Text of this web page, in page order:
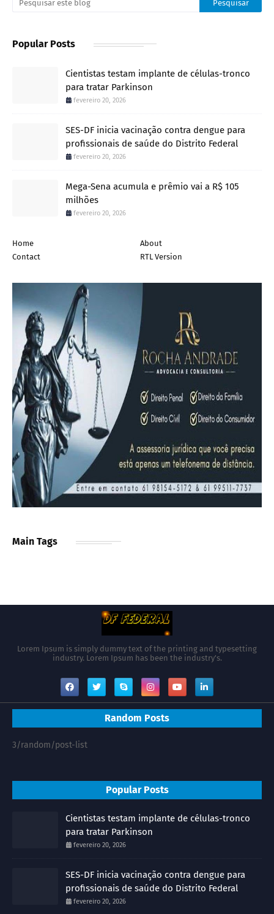
Popular Posts
Cientistas testam implante de células-tronco
para tratar Parkinson
fevereiro 20, 2026
SES-DF inicia vacinação contra dengue para
profissionais de saúde do Distrito Federal
fevereiro 20, 2026
Mega-Sena acumula e prêmio vai a R$ 105
milhões
fevereiro 20, 2026
Home
About
Contact
RTL Version
Main Tags
Lorem Ipsum is simply dummy text of the printing and typesetting
industry. Lorem Ipsum has been the industry's.
Random Posts
3/random/post-list
Popular Posts
Cientistas testam implante de células-tronco
para tratar Parkinson
fevereiro 20, 2026
SES-DF inicia vacinação contra dengue para
profissionais de saúde do Distrito Federal
fevereiro 20, 2026